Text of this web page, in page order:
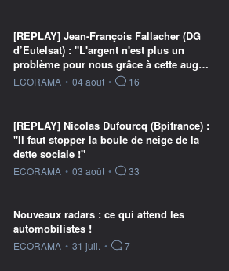
[REPLAY] Jean-François Fallacher (DG
d’Eutelsat) : "L'argent n'est plus un
problème pour nous grâce à cette aug…
information fournie par
ECORAMA • 04 août • 16
[REPLAY] Nicolas Dufourcq (Bpifrance) :
"Il faut stopper la boule de neige de la
dette sociale !"
information fournie par
ECORAMA • 03 août • 33
Nouveaux radars : ce qui attend les
automobilistes !
information fournie par
ECORAMA • 31 juil. • 7